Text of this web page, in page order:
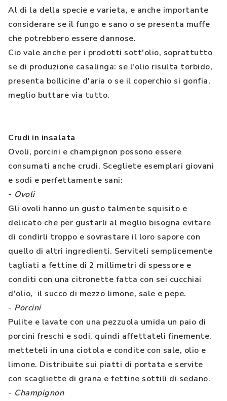
Al di la della specie e varieta, e anche importante
considerare se il fungo e sano o se presenta muffe
che potrebbero essere dannose.
Cio vale anche per i prodotti sott'olio, soprattutto
se di produzione casalinga: se l'olio risulta torbido,
presenta bollicine d'aria o se il coperchio si gonfia,
meglio buttare via tutto.
Crudi in insalata
Ovoli, porcini e champignon possono essere
consumati anche crudi. Scegliete esemplari giovani
e sodi e perfettamente sani:
- Ovoli
Gli ovoli hanno un gusto talmente squisito e
delicato che per gustarli al meglio bisogna evitare
di condirli troppo e sovrastare il loro sapore con
quello di altri ingredienti. Serviteli semplicemente
tagliati a fettine di 2 millimetri di spessore e
conditi con una citronette fatta con sei cucchiai
d'olio, il succo di mezzo limone, sale e pepe.
- Porcini
Pulite e lavate con una pezzuola umida un paio di
porcini freschi e sodi, quindi affettateli finemente,
metteteli in una ciotola e condite con sale, olio e
limone. Distribuite sui piatti di portata e servite
con scagliette di grana e fettine sottili di sedano.
- Champignon